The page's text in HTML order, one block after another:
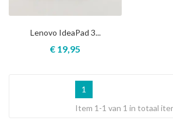
Lenovo IdeaPad 3...
€ 19,95
1
Item 1-1 van 1 in totaal